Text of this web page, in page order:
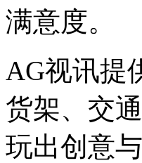
满意度。
AG视讯提
货架、交
玩出创意